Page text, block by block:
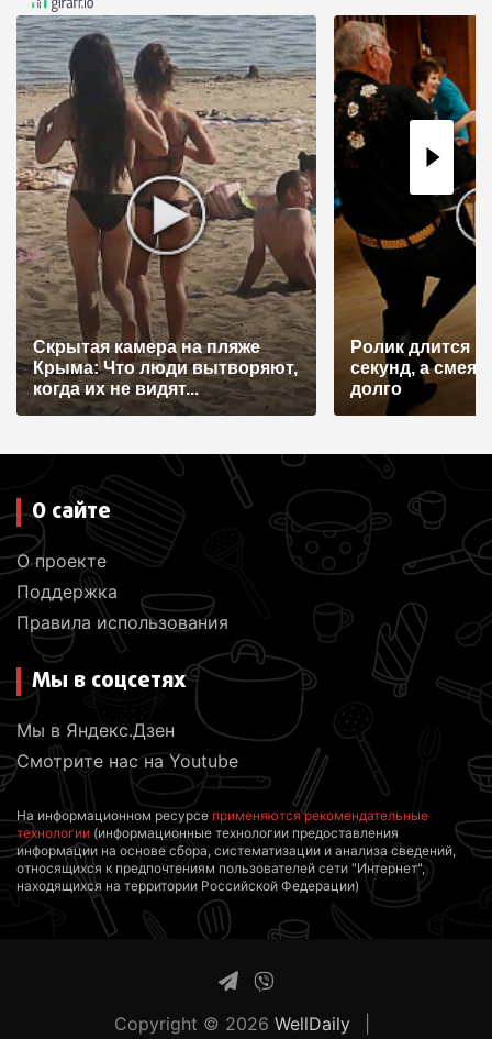
а
ц
и
я
п
о
з
а
п
и
с
я
Скрытая камера на пляже
Крыма: Что люди вытворяют,
когда их не видят...
Ролик длится
секунд, а
долго
О сайте
О проекте
Поддержка
Правила использования
Мы в соцсетях
Мы в Яндекс.Дзен
Смотрите нас на Youtube
На информационном ресурсе применяются рекомендательные
технологии (информационные технологии предоставления
информации на основе сбора, систематизации и анализа сведений,
относящихся к предпочтениям пользователей сети "Интернет",
находящихся на территории Российской Федерации)
Copyright © 2026 WellDaily